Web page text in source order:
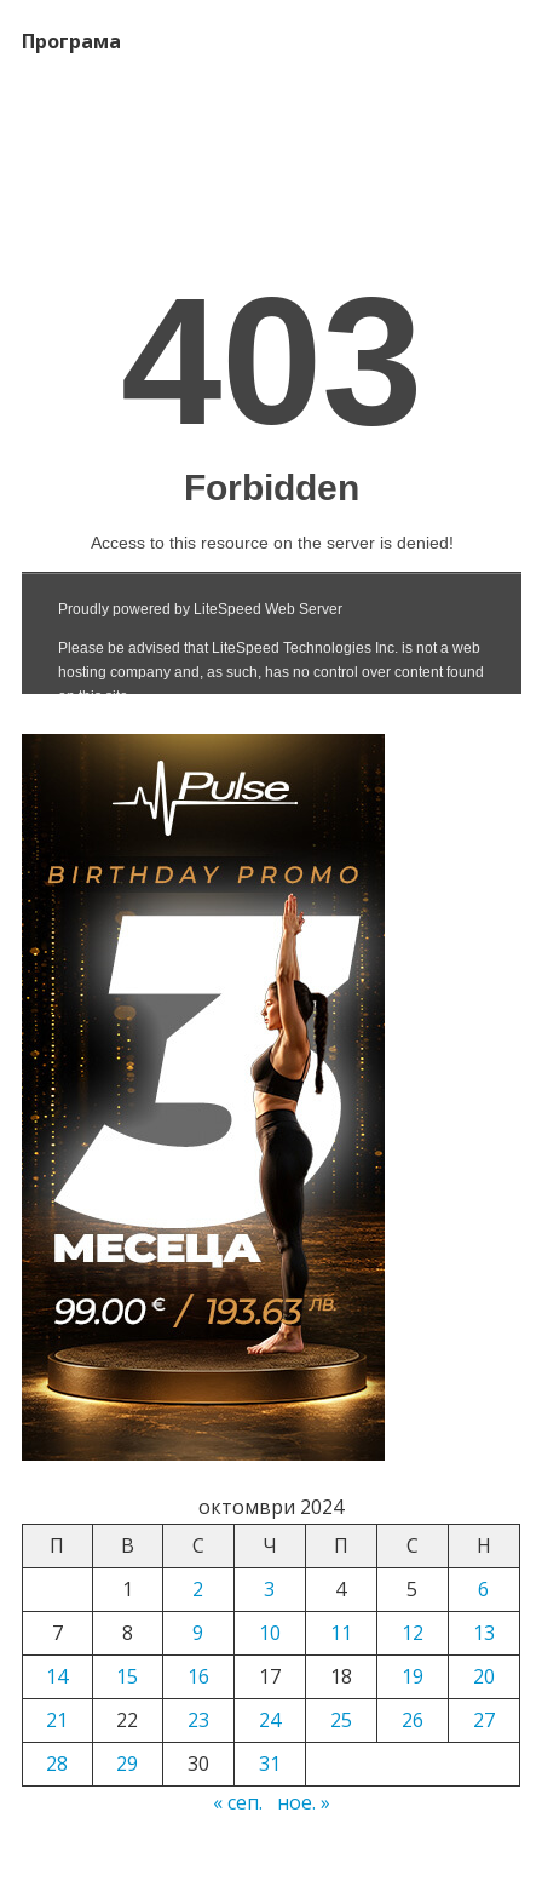
Програма
октомври 2024
П
В С Ч П С
Н
1
2 3 4 5
6
7
8 9 10 11 12
13
14
15 16 17 18 19
20
21
22 23 24 25 26
27
28
29 30
31
« сеп.
ное. »